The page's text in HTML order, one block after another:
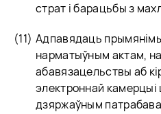
страт і барацьбы з
Адпавядаць
нарматыўным актам,
абавязацельствы аб
электроннай
дзяржаўным